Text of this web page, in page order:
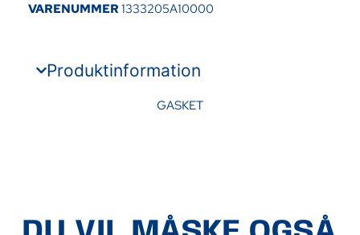
VARENUMMER 1333205A10000
Produktinformation
GASKET